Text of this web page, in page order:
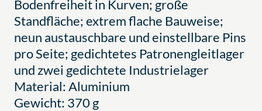
Bodenfreiheit in Kurven; große
Standfläche; extrem flache Bauweise;
neun austauschbare und einstellbare Pins
pro Seite; gedichtetes Patronengleitlager
und zwei gedichtete Industrielager
Material: Aluminium
Gewicht: 370 g